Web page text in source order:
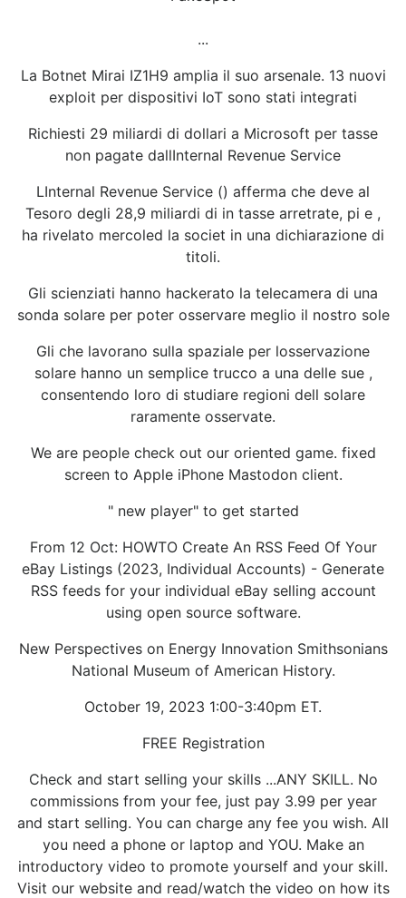
...
La Botnet Mirai IZ1H9 amplia il suo arsenale. 13 nuovi
exploit per dispositivi IoT sono stati integrati
Richiesti 29 miliardi di dollari a Microsoft per tasse
non pagate dallInternal Revenue Service
LInternal Revenue Service () afferma che deve al
Tesoro degli 28,9 miliardi di in tasse arretrate, pi e ,
ha rivelato mercoled la societ in una dichiarazione di
titoli.
Gli scienziati hanno hackerato la telecamera di una
sonda solare per poter osservare meglio il nostro sole
Gli che lavorano sulla spaziale per losservazione
solare hanno un semplice trucco a una delle sue ,
consentendo loro di studiare regioni dell solare
raramente osservate.
We are people check out our oriented game. fixed
screen to Apple iPhone Mastodon client.
" new player" to get started
From 12 Oct: HOWTO Create An RSS Feed Of Your
eBay Listings (2023, Individual Accounts) - Generate
RSS feeds for your individual eBay selling account
using open source software.
New Perspectives on Energy Innovation Smithsonians
National Museum of American History.
October 19, 2023 1:00-3:40pm ET.
FREE Registration
Check and start selling your skills ...ANY SKILL. No
commissions from your fee, just pay 3.99 per year
and start selling. You can charge any fee you wish. All
you need a phone or laptop and YOU. Make an
introductory video to promote yourself and your skill.
Visit our website and read/watch the video on how its